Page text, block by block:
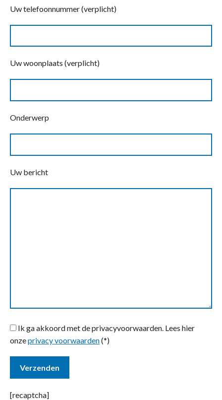
Uw telefoonnummer (verplicht)
Uw woonplaats (verplicht)
Onderwerp
Uw bericht
Ik ga akkoord met de privacyvoorwaarden. Lees hier
onzeprivacy voorwaarden(*)
[recaptcha]